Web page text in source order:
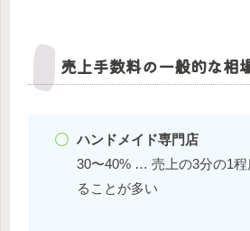
売上手数料の一般的な相
ハンドメイド専門店
30〜40% … 売上の3分の1程
ることが多い